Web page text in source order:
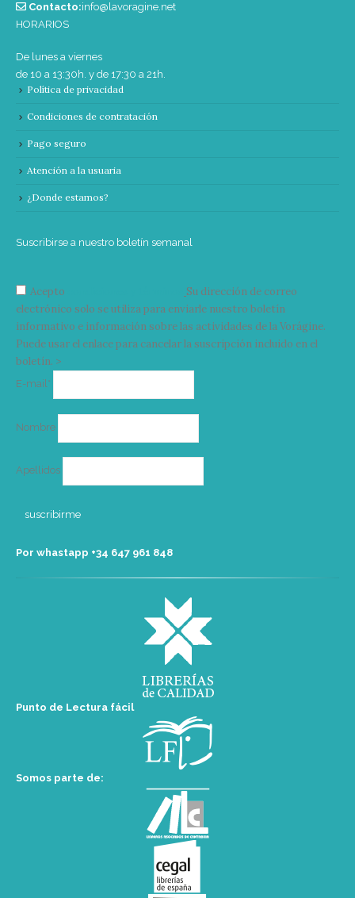
Contacto:info@lavoragine.net
HORARIOS
De lunes a viernes
de 10 a 13:30h. y de 17:30 a 21h.
Política de privacidad
Condiciones de contratación
Pago seguro
Atención a la usuaria
¿Donde estamos?
Suscribirse a nuestro boletín semanal
Acepto
Su dirección de correo
electrónico solo se utiliza para enviarle nuestro boletín
informativo e información sobre las actividades de la Vorágine.
Puede usar el enlace para cancelar la suscripción incluido en el
boletín. >
E-mail*
Nombre
Apellidos
Por whastapp +34 ‭647 961 848‬
Punto de Lectura fácil
Somos parte de: